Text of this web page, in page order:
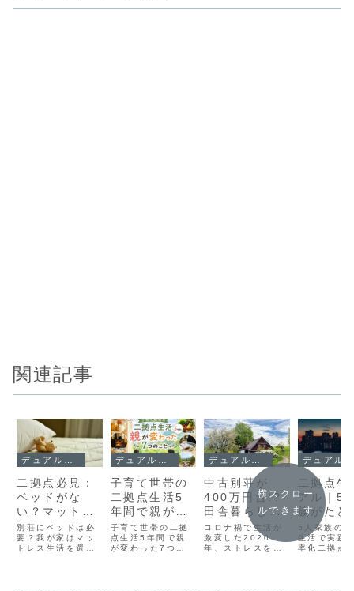
関連記事
二拠点必見：
ベッドがな
い？マットレ
ス生活にメリ
ット４つ
別荘にベッドは必
要？我が家はマッ
トレス生活を選び
子育て世帯の
二拠点生活5
年間で親が変
わった7つの
こと
子育て世帯の二拠
点生活5年間で親
が変わった7つの
中古別荘が
400万円台!?
田舎暮らしに
憧れるママが
行動したきっ
かけ
コロナ禍で生活が
激変した2020
年、ストレスを抱
二拠点
アル｜5
族がたど
いた荷造
5の掟
5人家族の
生活で実践
率化二拠点
横スクロー
ルできます